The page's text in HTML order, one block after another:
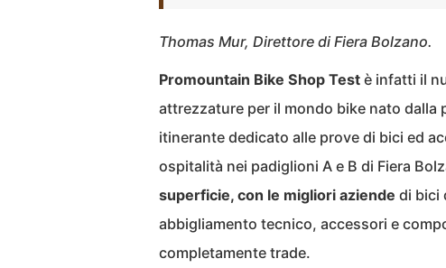
Thomas Mur, Direttore di Fiera Bolzano.
Promountain Bike Shop Test è infatti il
attrezzature per il mondo bike nato dalla
itinerante dedicato alle prove di bici ed
ospitalità nei padiglioni A e B di Fiera
superficie, con le migliori aziende di bici
abbigliamento tecnico, accessori e
completamente trade.